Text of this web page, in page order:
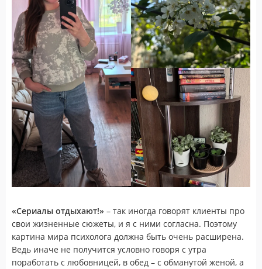
«Сериалы отдыхают!» – так иногда говорят клиенты про
свои жизненные сюжеты, и я с ними согласна. Поэтому
картина мира психолога должна быть очень расширена.
Ведь иначе не получится условно говоря с утра
поработать с любовницей, в обед – с обманутой женой, а